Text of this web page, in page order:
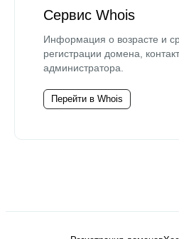
Сервис Whois
Информация о возрасте и
регистрации домена,
администратора.
Перейти в Whois